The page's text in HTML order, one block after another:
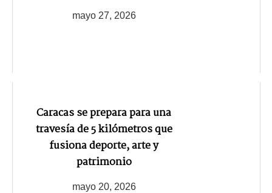
mayo 27, 2026
Caracas se prepara para una
travesía de 5 kilómetros que
fusiona deporte, arte y
patrimonio
mayo 20, 2026